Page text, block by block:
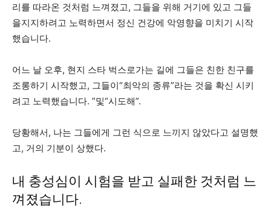
리를 따라온 것처럼 느껴졌고, 그들을 위해 거기에 있고 그들
을지지하려고 노력하면서 정신 건강에 악영향을 미치기 시작
했습니다.
어느 날 오후, 현지 스타 벅스로가는 길에 그들은 친한 친구를
조롱하기 시작했고, 그들이“최악의 종류”라는 것을 확신 시키
려고 노력했습니다. ”및“시도해”.
당황해서, 나는 그들에게 그런 식으로 느끼지 않았다고 설명했
고, 거의 기분이 상했다.
내 충성심이 시험을 받고 실패한 것처럼 느
껴졌습니다.